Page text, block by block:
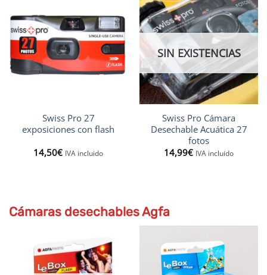
Swiss Pro 27
exposiciones con flash
14,50€ IVA incluido
SIN EXISTENCIAS
Swiss Pro Cámara
Desechable Acuática 27
fotos
14,99€ IVA incluido
Cámaras desechables Agfa